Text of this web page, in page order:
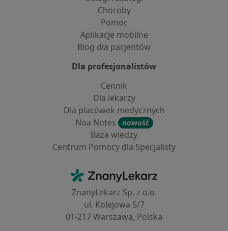
Choroby
Pomoc
Aplikacje mobilne
Blog dla pacjentów
Dla profesjonalistów
Cennik
Dla lekarzy
Dla placówek medycznych
Noa Notes
nowość
Baza wiedzy
Centrum Pomocy dla Specjalisty
ZnanyLekarz - Strona główna
ZnanyLekarz Sp. z o.o.
ul. Kolejowa 5/7
01-217 Warszawa, Polska